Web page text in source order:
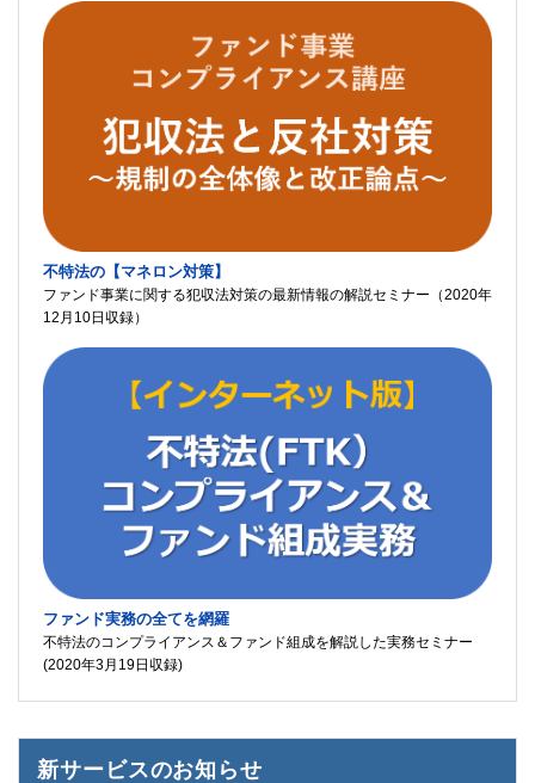
不特法の【マネロン対策】
ファンド事業に関する犯収法対策の最新情報の解説セミナー（2020年
12月10日収録）
ファンド実務の全てを網羅
不特法のコンプライアンス＆ファンド組成を解説した実務セミナー
(2020年3月19日収録)
新サービスのお知らせ